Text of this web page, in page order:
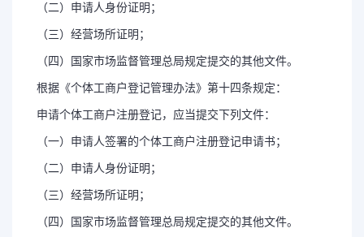
（二）申请人身份证明；
（三）经营场所证明；
（四）国家市场监督管理总局规定提交的其他文件。
根据《个体工商户登记管理办法》第十四条规定：
申请个体工商户注册登记，应当提交下列文件：
（一）申请人签署的个体工商户注册登记申请书；
（二）申请人身份证明；
（三）经营场所证明；
（四）国家市场监督管理总局规定提交的其他文件。